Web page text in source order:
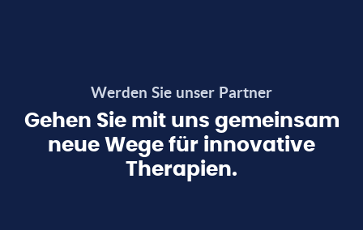
Werden Sie unser Partner
Gehen Sie mit uns gemeinsam
neue Wege für innovative
Therapien.